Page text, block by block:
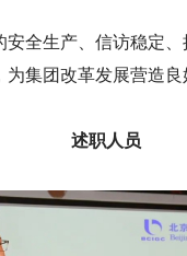
安全生产、信访稳定
集团改革发展营造良
述职人员